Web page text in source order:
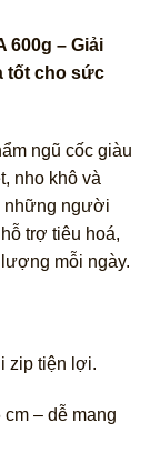
600g – Giải
tốt cho sức
ngũ cốc giàu
nho khô và
những người
trợ tiêu hoá,
mỗi ngày.
zip tiện lợi.
– dễ mang